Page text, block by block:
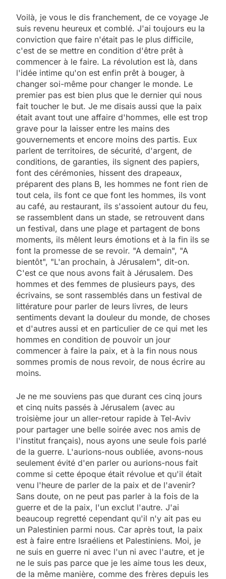
Voilà, je vous le dis franchement, de ce voyage Je
suis revenu heureux et comblé. J'ai toujours eu la
conviction que faire n'était pas le plus difficile,
c'est de se mettre en condition d'être prêt à
commencer à le faire. La révolution est là, dans
l'idée intime qu'on est enfin prêt à bouger, à
changer soi-même pour changer le monde. Le
premier pas est bien plus que le dernier qui nous
fait toucher le but. Je me disais aussi que la paix
était avant tout une affaire d'hommes, elle est trop
grave pour la laisser entre les mains des
gouvernements et encore moins des partis. Eux
parlent de territoires, de sécurité, d'argent, de
conditions, de garanties, ils signent des papiers,
font des cérémonies, hissent des drapeaux,
préparent des plans B, les hommes ne font rien de
tout cela, ils font ce que font les hommes, ils vont
au café, au restaurant, ils s'assoient autour du feu,
se rassemblent dans un stade, se retrouvent dans
un festival, dans une plage et partagent de bons
moments, ils mêlent leurs émotions et à la fin ils se
font la promesse de se revoir. "A demain", "A
bientôt", "L'an prochain, à Jérusalem", dit-on.
C'est ce que nous avons fait à Jérusalem. Des
hommes et des femmes de plusieurs pays, des
écrivains, se sont rassemblés dans un festival de
littérature pour parler de leurs livres, de leurs
sentiments devant la douleur du monde, de choses
et d'autres aussi et en particulier de ce qui met les
hommes en condition de pouvoir un jour
commencer à faire la paix, et à la fin nous nous
sommes promis de nous revoir, de nous écrire au
moins.
Je ne me souviens pas que durant ces cinq jours
et cinq nuits passés à Jérusalem (avec au
troisième jour un aller-retour rapide à Tel-Aviv
pour partager une belle soirée avec nos amis de
l'institut français), nous ayons une seule fois parlé
de la guerre. L'aurions-nous oubliée, avons-nous
seulement évité d'en parler ou aurions-nous fait
comme si cette époque était révolue et qu'il était
venu l'heure de parler de la paix et de l'avenir?
Sans doute, on ne peut pas parler à la fois de la
guerre et de la paix, l'un exclut l'autre. J'ai
beaucoup regretté cependant qu'il n'y ait pas eu
un Palestinien parmi nous. Car après tout, la paix
est à faire entre Israéliens et Palestiniens. Moi, je
ne suis en guerre ni avec l'un ni avec l'autre, et je
ne le suis pas parce que je les aime tous les deux,
de la même manière, comme des frères depuis les